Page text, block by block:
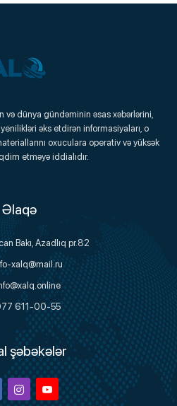
Platforma
və dünya gündəminin əsas xəbərlərini,
əks etdirən informasiyaları, o
oxuculara operativ və yüksək
etməyə iddialıdır.
Əlaqə
Bakı, Azadlıq pr.82
xalq@mail.ru
611-00-55
şəbəkələr
InstagramYoutube